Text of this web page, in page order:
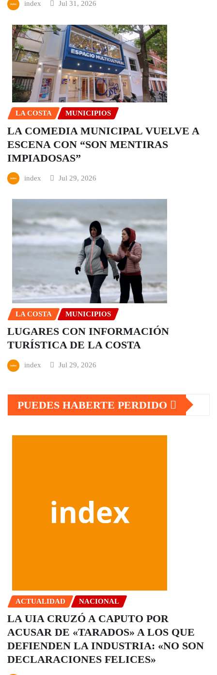
index Jul 31, 2026
LA COSTA MUNICIPIOS
LA COMEDIA MUNICIPAL VUELVE A
ESCENA CON “SON MENTIRAS
IMPIADOSAS”
index Jul 29, 2026
LA COSTA MUNICIPIOS
LUGARES CON INFORMACIÓN
TURÍSTICA DE LA COSTA
index Jul 29, 2026
PUEDES HABERTE PERDIDO
ACTUALIDAD NACIONAL
LA UIA CRUZÓ A CAPUTO POR
ACUSAR DE «TARADOS» A LOS QUE
DEFIENDEN LA INDUSTRIA: «NO SON
DECLARACIONES FELICES»